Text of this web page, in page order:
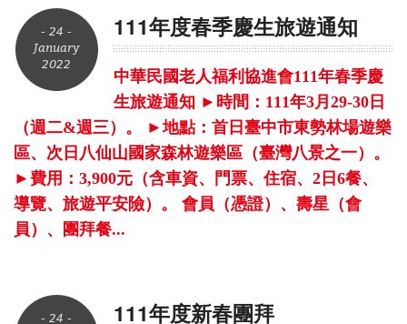
- 24 -
January
2022
111年度春季慶生旅遊通知
中華民國老人福利協進會111年春季慶
生旅遊通知 ►時間：111年3月29-30日
（週二&週三）。 ►地點：首日臺中市東勢林場遊樂
區、次日八仙山國家森林遊樂區（臺灣八景之一）。
►費用：3,900元（含車資、門票、住宿、2日6餐、
導覽、旅遊平安險）。 會員（憑證）、壽星（會
員）、團拜餐...
- 24 -
111年度新春團拜